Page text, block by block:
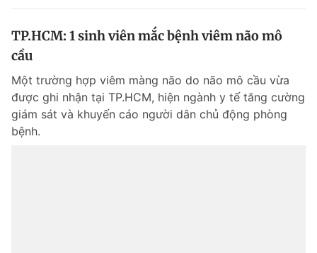
TP.HCM: 1 sinh viên mắc bệnh viêm não mô
cầu
Một trường hợp viêm màng não do não mô cầu vừa
được ghi nhận tại TP.HCM, hiện ngành y tế tăng cường
giám sát và khuyến cáo người dân chủ động phòng
bệnh.